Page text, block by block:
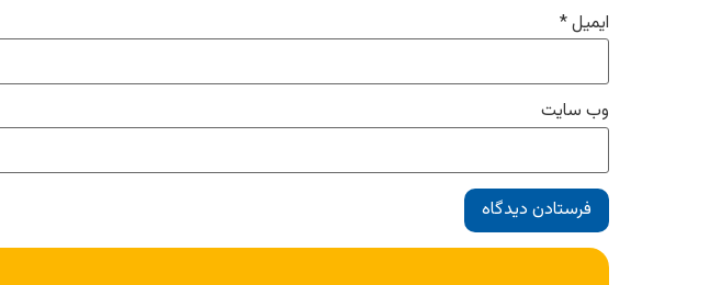
ایمیل*
وب‌ سایت